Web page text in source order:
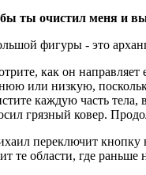
ты очистил меня и
фигуры - это
как он
или низкую,
каждую часть
грязный ковер.
переключит
те области, где раньше